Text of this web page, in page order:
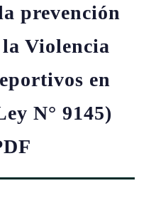
prevención
Violencia
en
N° 9145)